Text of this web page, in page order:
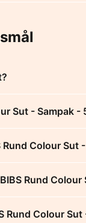
Sut - Sampak -
Colour Sut
Rund
Rund Colour